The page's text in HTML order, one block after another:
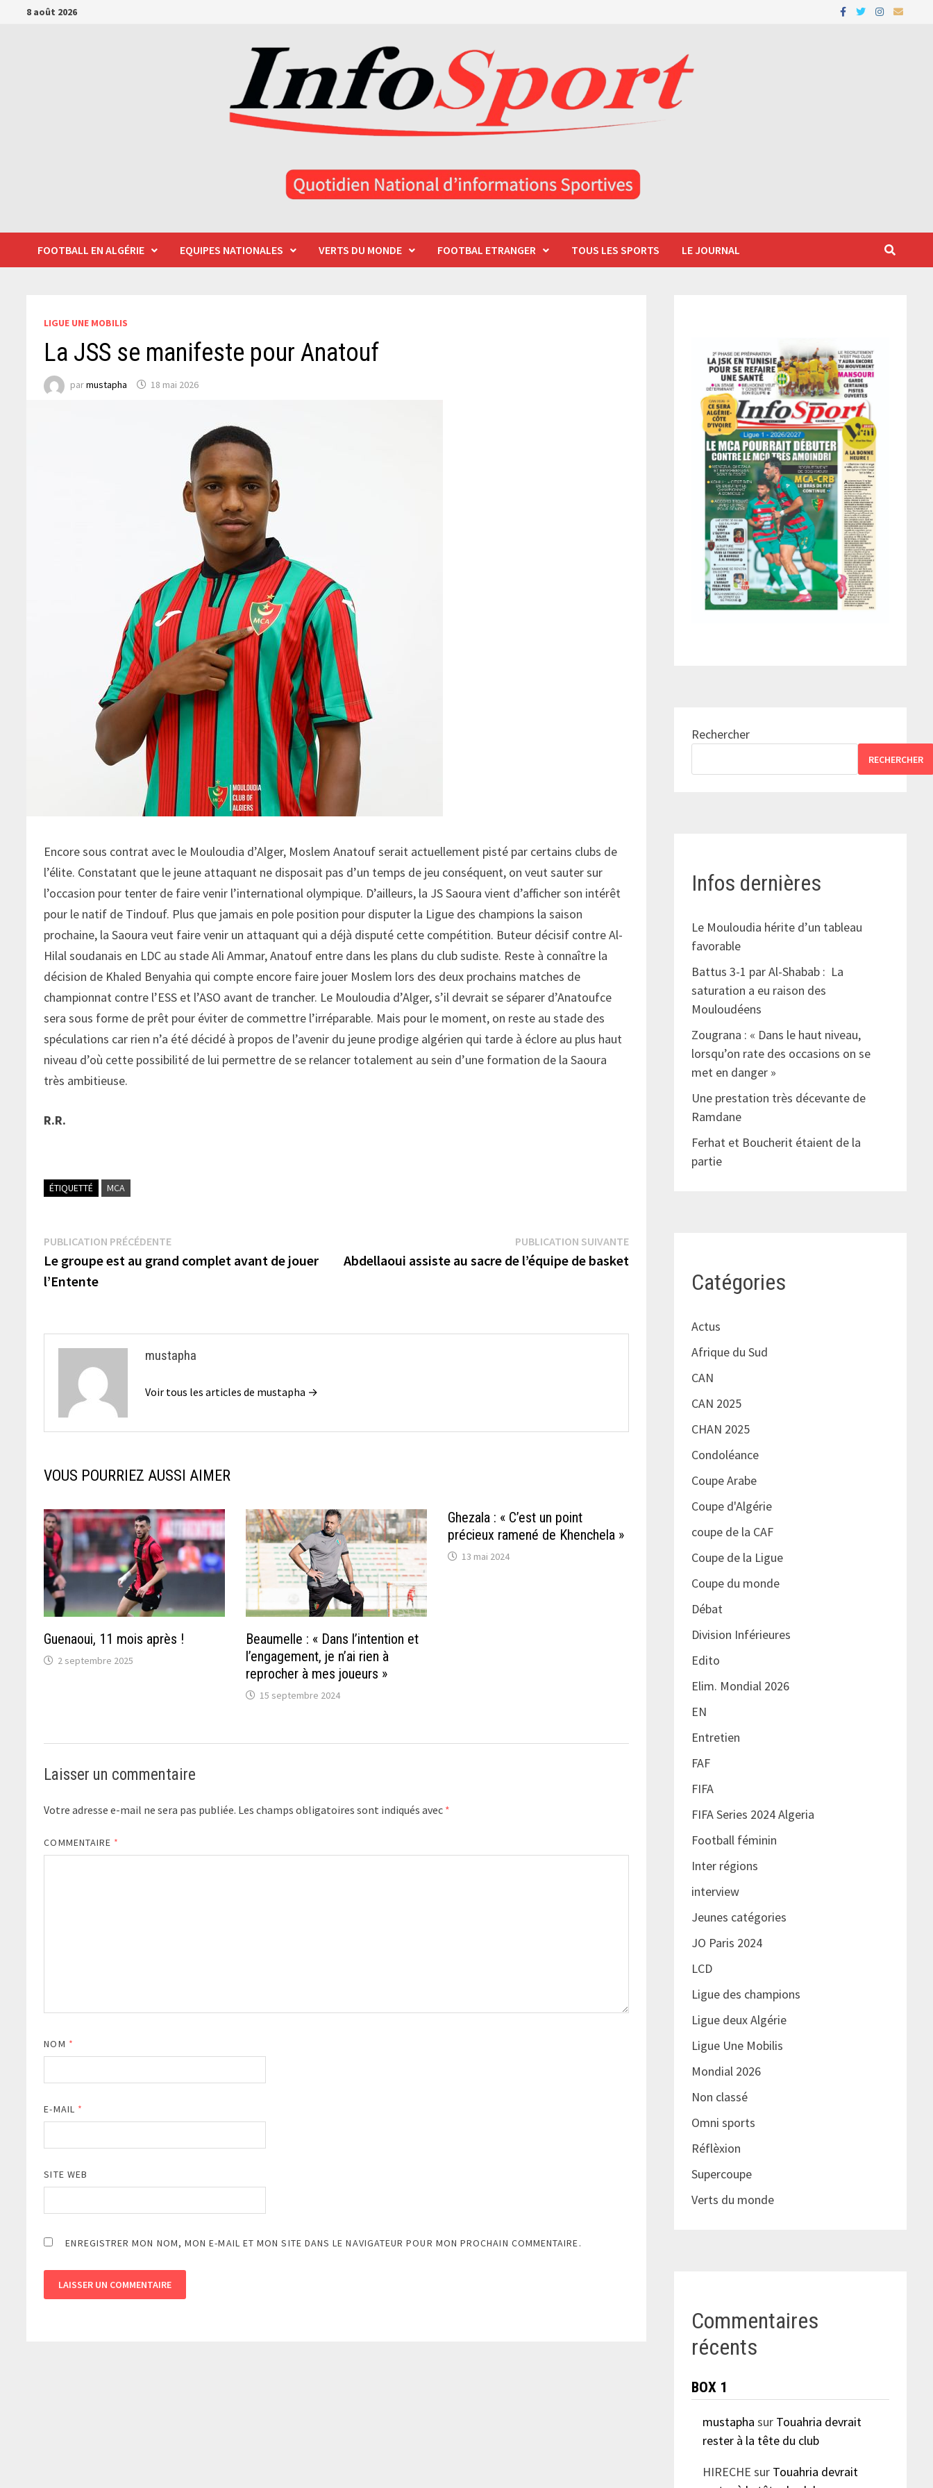
Passer8 août 2026
FOOTBALL EN ALGÉRIE EQUIPES NATIONALES VERTS DU MONDE FOOTBAL ETRANGER TOUS LES SPORTS LE JOURNAL
LIGUE UNE MOBILIS
La JSS se manifeste pour Anatouf
parmustapha 18 mai 2026
Encore sous contrat avec le Mouloudia d’Alger, Moslem Anatouf serait actuellement pisté par certains clubs de
l’élite. Constatant que le jeune attaquant ne disposait pas d’un temps de jeu conséquent, on veut sauter sur
l’occasion pour tenter de faire venir l’international olympique. D’ailleurs, la JS Saoura vient d’afficher son intérêt
pour le natif de Tindouf. Plus que jamais en pole position pour disputer la Ligue des champions la saison
prochaine, la Saoura veut faire venir un attaquant qui a déjà disputé cette compétition. Buteur décisif contre Al-
Hilal soudanais en LDC au stade Ali Ammar, Anatouf entre dans les plans du club sudiste. Reste à connaître la
décision de Khaled Benyahia qui compte encore faire jouer Moslem lors des deux prochains matches de
championnat contre l’ESS et l’ASO avant de trancher. Le Mouloudia d’Alger, s’il devrait se séparer d’Anatoufce
sera sous forme de prêt pour éviter de commettre l’irréparable. Mais pour le moment, on reste au stade des
spéculations car rien n’a été décidé à propos de l’avenir du jeune prodige algérien qui tarde à éclore au plus haut
niveau d’où cette possibilité de lui permettre de se relancer totalement au sein d’une formation de la Saoura
très ambitieuse.
R.R.
ÉTIQUETTÉ MCA
Navigation
de
PUBLICATION PRÉCÉDENTEPublication
précédente :
Le groupe est au grand complet avant de jouer
l’Entente
PUBLICATION SUIVANTEPublication
suivante :
Abdellaoui assiste au sacre de l’équipe de basket
mustapha
Voir tous les articles de mustapha →
VOUS POURRIEZ AUSSI AIMER
Guenaoui, 11 mois après !
2 septembre 2025
Beaumelle : « Dans l’intention et
l’engagement, je n’ai rien à
reprocher à mes joueurs »
15 septembre 2024
Ghezala : « C’est un point
précieux ramené de Khenchela »
13 mai 2024
Laisser un commentaire
Votre adresse e-mail ne sera pas publiée. Les champs obligatoires sont indiqués avec *
COMMENTAIRE *
NOM *
E-MAIL *
SITE WEB
ENREGISTRER MON NOM, MON E-MAIL ET MON SITE DANS LE NAVIGATEUR POUR MON PROCHAIN COMMENTAIRE.
Rechercher
RECHERCHER
Infos dernières
Le Mouloudia hérite d’un tableau
favorable
Battus 3-1 par Al-Shabab : La
saturation a eu raison des
Mouloudéens
Zougrana : « Dans le haut niveau,
lorsqu’on rate des occasions on se
met en danger »
Une prestation très décevante de
Ramdane
Ferhat et Boucherit étaient de la
partie
Catégories
Actus
Afrique du Sud
CAN
CAN 2025
CHAN 2025
Condoléance
Coupe Arabe
Coupe d'Algérie
coupe de la CAF
Coupe de la Ligue
Coupe du monde
Débat
Division Inférieures
Edito
Elim. Mondial 2026
EN
Entretien
FAF
FIFA
FIFA Series 2024 Algeria
Football féminin
Inter régions
interview
Jeunes catégories
JO Paris 2024
LCD
Ligue des champions
Ligue deux Algérie
Ligue Une Mobilis
Mondial 2026
Non classé
Omni sports
Réflèxion
Supercoupe
Verts du monde
Commentaires
récents
BOX 1
mustapha sur Touahria devrait
rester à la tête du club
HIRECHE sur Touahria devrait